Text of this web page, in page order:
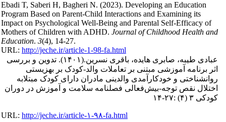
Ebadi T, Saberi H, Bagheri N.(2023).Developing an Education
Program Based on Parent-Child Interactions and Examining its
Impact on Psychological Well-Being and Parental Self-Efficacy of
Mothers of Children with ADHD.Journal of Childhood Health and
Education.3(4), 14-27.
URL:http://jeche.ir/article-1-98-fa.html
عبادی طیبه، صابری هایده، باقری نسرین.(۱۴۰۱).
تدوین و بررسی
اثر برنامه آموزشی مبتنی بر تعاملات والد-کودک بر بهزیستی
روانشناختی و خودکارآمدی والدینی مادران دارای کودک مبتلابه
اختلال نقص توجه-بیش‌فعالی فصلنامه سلامت و آموزش در دوران
کودکی ۳ (۴) :۲۷-۱۴
URL:http://jeche.ir/article-۱-۹۸-fa.html